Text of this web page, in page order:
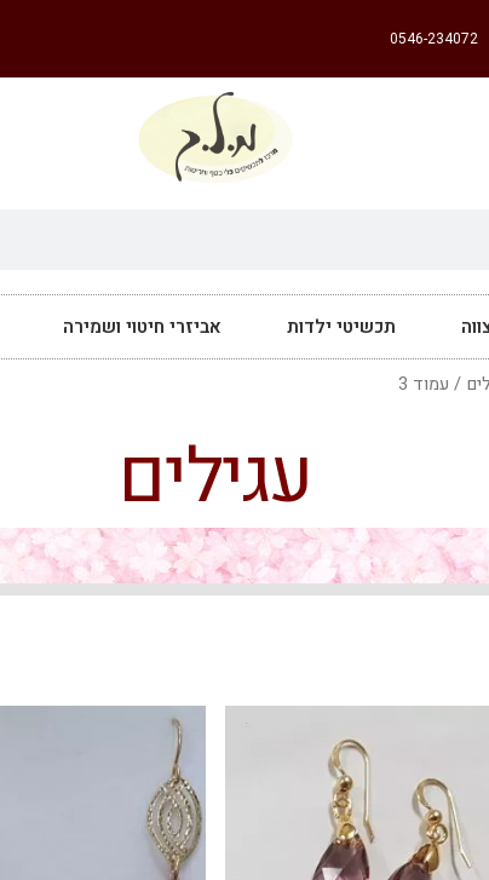
0546-234072
תכשיטי ילדות אביזרי חיטוי ושמירה
/ עמוד 3
עגילים